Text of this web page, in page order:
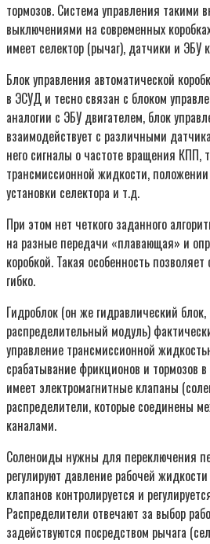
тормозов. Система управления такими
выключениями на современных
имеет селектор (рычаг), датчики и ЭБУ
Блок управления автоматической
в ЭСУД и тесно связан с блоком
аналогии с ЭБУ двигателем, блок
взаимодействует с различными
него сигналы о частоте вращения КПП,
трансмиссионной жидкости,
установки селектора и т.д.
При этом нет четкого заданного
на разные передачи «плавающая» и
коробкой. Такая особенность
гибко.
Гидроблок (он же гидравлический
распределительный модуль)
управление трансмиссионной
срабатывание фрикционов и тормозов
имеет электромагнитные клапаны
распределители, которые соединены
каналами.
Соленоиды нужны для переключения
регулируют давление рабочей
клапанов контролируется и
Распределители отвечают за выбор
задействуются посредством рычага